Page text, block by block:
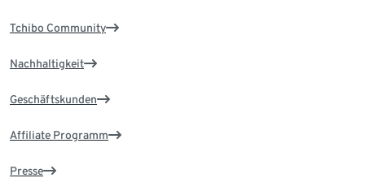
Tchibo Community
Nachhaltigkeit
Geschäftskunden
Affiliate Programm
Presse